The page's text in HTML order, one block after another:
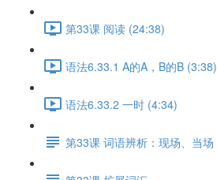
第33课 阅读 (24:38)
语法6.33.1 A的A，B的B (3:38)
语法6.33.2 一时 (4:34)
第33课 词语辨析：现场、当场